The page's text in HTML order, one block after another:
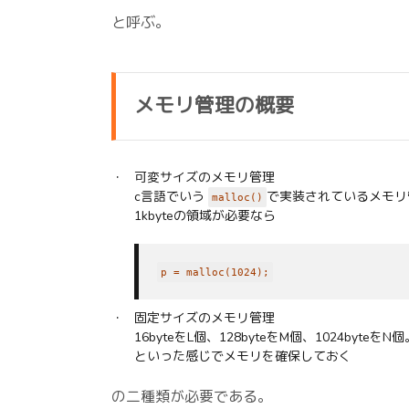
と呼ぶ。
メモリ管理の概要
可変サイズのメモリ管理
c言語でいう
malloc() で実装されているメモ
1kbyteの領域が必要なら
p = malloc(1024);
固定サイズのメモリ管理
16byteをL個、128byteをM個、1024byteをN個。
といった感じでメモリを確保しておく
の二種類が必要である。